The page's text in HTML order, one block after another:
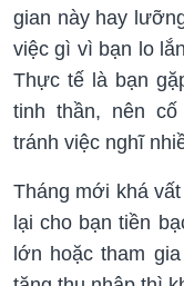
gian này hay
việc gì vì bạn lo
Thực tế là bạn
tinh thần, nên
tránh việc nghĩ
Tháng mới khá
lại cho bạn tiền
lớn hoặc tham